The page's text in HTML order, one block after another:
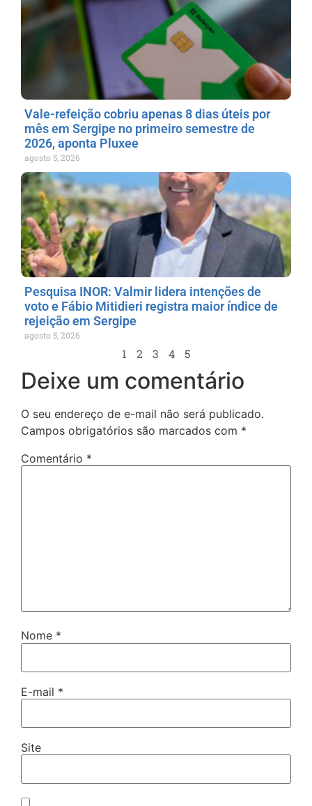
Vale-refeição cobriu apenas 8 dias úteis por
mês em Sergipe no primeiro semestre de
2026, aponta Pluxee
agosto 5, 2026
Pesquisa INOR: Valmir lidera intenções de
voto e Fábio Mitidieri registra maior índice de
rejeição em Sergipe
agosto 5, 2026
1 2 3 4 5
Deixe um comentário
O seu endereço de e-mail não será publicado.
Campos obrigatórios são marcados com *
Comentário *
Nome *
E-mail *
Site